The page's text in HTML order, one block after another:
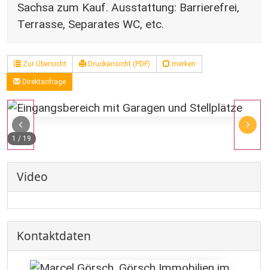
Sachsa zum Kauf. Ausstattung: Barrierefrei,
Terrasse, Separates WC, etc.
Zur Übersicht Druckansicht (PDF) merken
Direktanfrage
1 / 19
Video
Kontaktdaten